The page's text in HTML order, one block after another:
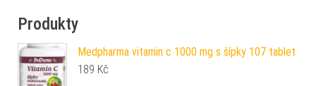
Produkty
Medpharma vitamin c 1000 mg s šípky 107 tablet
189 Kč